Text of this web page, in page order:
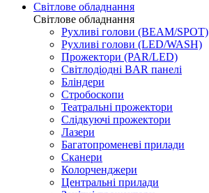
Світлове обладнання
Світлове обладнання
Рухливі голови (BEAM/SPOT)
Рухливі голови (LED/WASH)
Прожектори (PAR/LED)
Світлодіодні BAR панелі
Бліндери
Стробоскопи
Театральні прожектори
Слідкуючі прожектори
Лазери
Багатопроменеві прилади
Сканери
Колорченджери
Центральні прилади